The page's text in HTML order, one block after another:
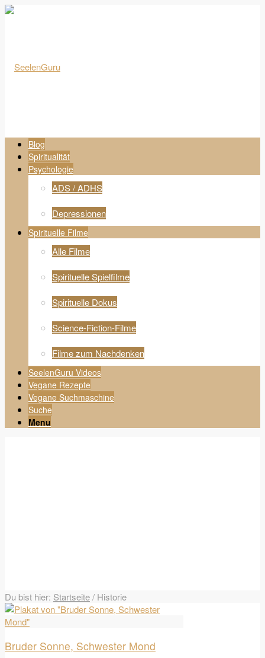
Blog
Spiritualität
Psychologie
ADS / ADHS
Depressionen
Spirituelle Filme
Alle Filme
Spirituelle Spielfilme
Spirituelle Dokus
Science-Fiction-Filme
Filme zum Nachdenken
SeelenGuru Videos
Vegane Rezepte
Vegane Suchmaschine
Suche
Menu
Du bist hier: Startseite/ Historie
Bruder Sonne, Schwester Mond